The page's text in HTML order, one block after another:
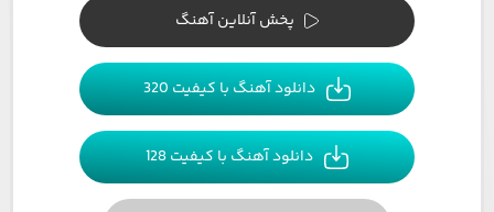
پخش آنلاین آهنگ
دانلود آهنگ با کیفیت 320
دانلود آهنگ با کیفیت 128